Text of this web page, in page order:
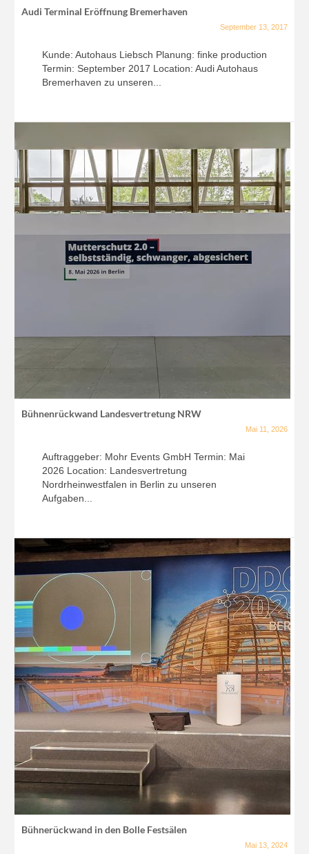
Audi Terminal Eröffnung Bremerhaven
September 13, 2017
Kunde: Autohaus Liebsch Planung: finke production
Termin: September 2017 Location: Audi Autohaus
Bremerhaven zu unseren...
Bühnenrückwand Landesvertretung NRW
Mai 11, 2026
Auftraggeber: Mohr Events GmbH Termin: Mai
2026 Location: Landesvertretung
Nordrheinwestfalen in Berlin zu unseren
Aufgaben...
Bühnerückwand in den Bolle Festsälen
Mai 13, 2024